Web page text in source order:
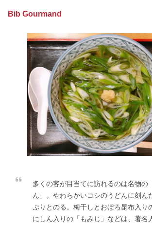
Bib Gourmand
多くの客が目当てに訪れるのは名物の
ん」。やわらかいコシのうどんに刻ん
ぷりとのる。梅干しとおぼろ昆布入り
にしん入りの「もみじ」などは、著名